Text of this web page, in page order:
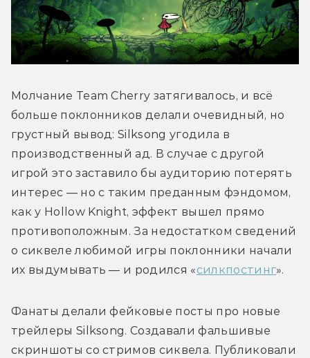
Молчание Team Cherry затягивалось, и всё
больше поклонников делали очевидный, но
грустный вывод: Silksong угодила в
производственный ад. В случае с другой
игрой это заставило бы аудиторию потерять
интерес — но с таким преданным фэндомом,
как у Hollow Knight, эффект вышел прямо
противоположным. За недостатком сведений
о сиквеле любимой игры поклонники начали
их выдумывать — и родился «силкпостинг».
Фанаты делали фейковые посты про новые
трейлеры Silksong. Создавали фальшивые
скриншоты со стримов сиквела. Публиковали